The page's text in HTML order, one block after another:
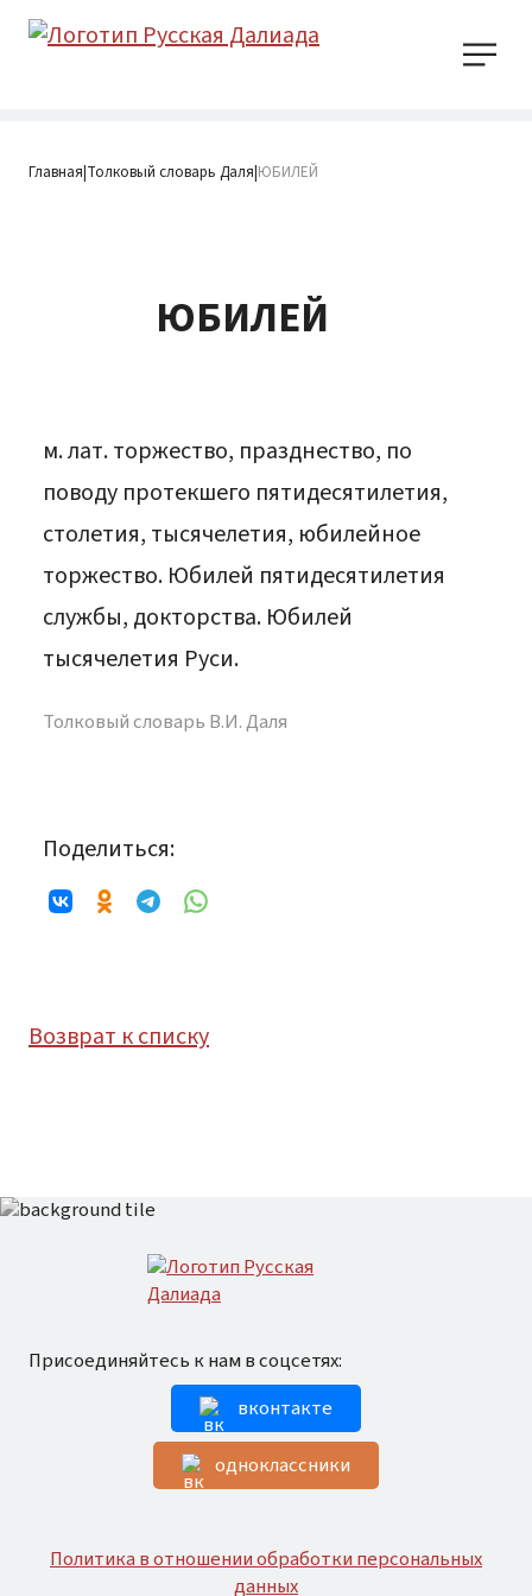
Главная|Толковый словарь Даля|ЮБИЛЕЙ
ЮБИЛЕЙ
м. лат. торжество, празднество, по
поводу протекшего пятидесятилетия,
столетия, тысячелетия, юбилейное
торжество. Юбилей пятидесятилетия
службы, докторства. Юбилей
тысячелетия Руси.
Толковый словарь В.И. Даля
Поделиться:
Возврат к списку
Присоединяйтесь к нам в соцсетях:
вконтакте
одноклассники
Политика в отношении обработки персональных
данных